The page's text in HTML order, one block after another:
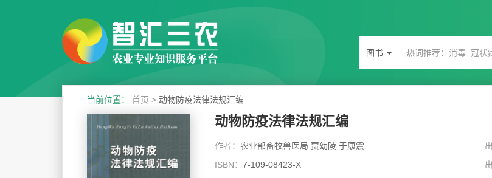
图书
当前位置： 首页 > 动物防疫法律法规汇编
动物防疫法律法规汇编
作者： 农业部畜牧兽医局 贾幼陵 于康震
ISBN： 7-109-08423-X